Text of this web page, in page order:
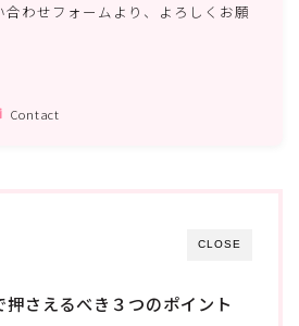
ども英会話講師。全国760教室
位、最大生徒在籍者数130名。
わせフォームより、よろしくお願
Contact
CLOSE
押さえるべき３つのポイント